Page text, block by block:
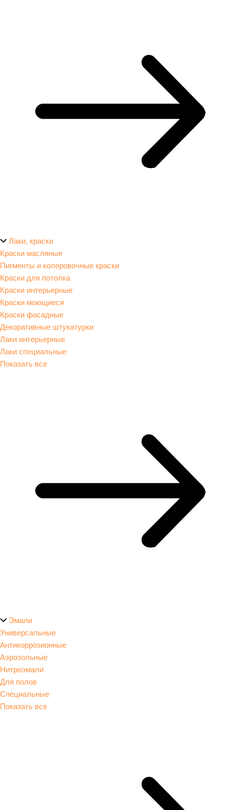
Лаки, краски
Краски масляные
Пигменты и колеровочные краски
Краски для потолка
Краски интерьерные
Краски моющиеся
Краски фасадные
Декоративные штукатурки
Лаки интерьерные
Лаки специальные
Показать все
Эмали
Универсальные
Антикоррозионные
Аэрозольные
Нитроэмали
Для полов
Специальные
Показать все